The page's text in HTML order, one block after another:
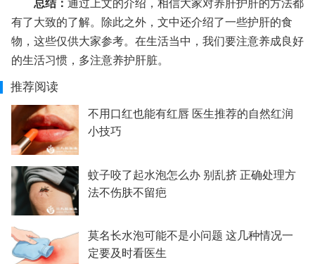
总结： 通过上文的介绍，相信大家对养肝护肝的方法都
有了大致的了解。除此之外，文中还介绍了一些护肝的食
物，这些仅供大家参考。在生活当中，我们要注意养成良好
的生活习惯，多注意养护肝脏。
推荐阅读
不用口红也能有红唇 医生推荐的自然红润
小技巧
蚊子咬了起水泡怎么办 别乱挤 正确处理方
法不伤肤不留疤
莫名长水泡可能不是小问题 这几种情况一
定要及时看医生